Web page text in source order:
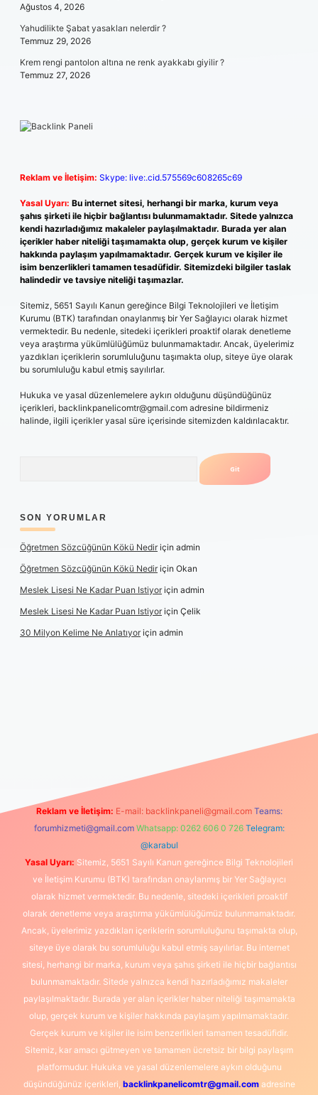
Ağustos 4, 2026
Yahudilikte Şabat yasakları nelerdir ?
Temmuz 29, 2026
Krem rengi pantolon altına ne renk ayakkabı giyilir ?
Temmuz 27, 2026
Reklam ve İletişim: Skype: live:.cid.575569c608265c69
Yasal Uyarı: Bu internet sitesi, herhangi bir marka, kurum veya
şahıs şirketi ile hiçbir bağlantısı bulunmamaktadır. Sitede yalnızca
kendi hazırladığımız makaleler paylaşılmaktadır. Burada yer alan
içerikler haber niteliği taşımamakta olup, gerçek kurum ve kişiler
hakkında paylaşım yapılmamaktadır. Gerçek kurum ve kişiler ile
isim benzerlikleri tamamen tesadüfidir. Sitemizdeki bilgiler taslak
halindedir ve tavsiye niteliği taşımazlar.
Sitemiz, 5651 Sayılı Kanun gereğince Bilgi Teknolojileri ve İletişim
Kurumu (BTK) tarafından onaylanmış bir Yer Sağlayıcı olarak hizmet
vermektedir. Bu nedenle, sitedeki içerikleri proaktif olarak denetleme
veya araştırma yükümlülüğümüz bulunmamaktadır. Ancak, üyelerimiz
yazdıkları içeriklerin sorumluluğunu taşımakta olup, siteye üye olarak
bu sorumluluğu kabul etmiş sayılırlar.
Hukuka ve yasal düzenlemelere aykırı olduğunu düşündüğünüz
içerikleri, backlinkpanelicomtr@gmail.com adresine bildirmeniz
halinde, ilgili içerikler yasal süre içerisinde sitemizden kaldırılacaktır.
SON YORUMLAR
Öğretmen Sözcüğünün Kökü Nediriçin admin
Öğretmen Sözcüğünün Kökü Nediriçin Okan
Meslek Lisesi Ne Kadar Puan Istiyoriçin admin
Meslek Lisesi Ne Kadar Puan Istiyoriçin Çelik
30 Milyon Kelime Ne Anlatıyoriçin admin
Reklam ve İletişim: E-mail: backlinkpaneli@gmail.com Teams:
forumhizmeti@gmail.com Whatsapp: 0262 606 0 726 Telegram:
@karabul
Yasal Uyarı: Sitemiz, 5651 Sayılı Kanun gereğince Bilgi Teknolojileri
ve İletişim Kurumu (BTK) tarafından onaylanmış bir Yer Sağlayıcı
olarak hizmet vermektedir. Bu nedenle, sitedeki içerikleri proaktif
olarak denetleme veya araştırma yükümlülüğümüz bulunmamaktadır.
Ancak, üyelerimiz yazdıkları içeriklerin sorumluluğunu taşımakta olup,
siteye üye olarak bu sorumluluğu kabul etmiş sayılırlar. Bu internet
sitesi, herhangi bir marka, kurum veya şahıs şirketi ile hiçbir bağlantısı
bulunmamaktadır. Sitede yalnızca kendi hazırladığımız makaleler
paylaşılmaktadır. Burada yer alan içerikler haber niteliği taşımamakta
olup, gerçek kurum ve kişiler hakkında paylaşım yapılmamaktadır.
Gerçek kurum ve kişiler ile isim benzerlikleri tamamen tesadüfidir.
Sitemiz, kar amacı gütmeyen ve tamamen ücretsiz bir bilgi paylaşım
platformudur. Hukuka ve yasal düzenlemelere aykırı olduğunu
düşündüğünüz içerikleri, backlinkpanelicomtr@gmail.comadresine